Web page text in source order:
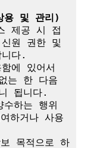
용 및 관리)
제공 시 접
원 권한 및
다.
에 있어서
는 한 다음
됩니다.
하는 행위
하거나 사용
목적으로 하